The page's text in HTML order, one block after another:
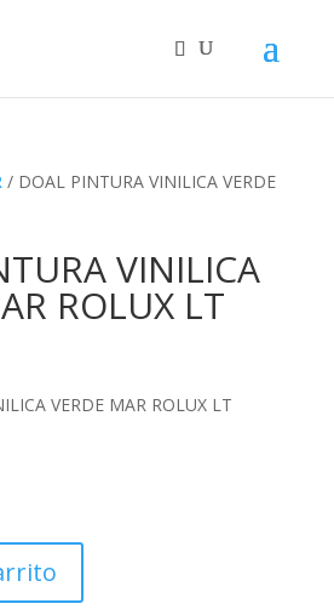
/ DOAL PINTURA VINILICA VERDE
VINILICA
ROLUX LT
VERDE MAR ROLUX LT